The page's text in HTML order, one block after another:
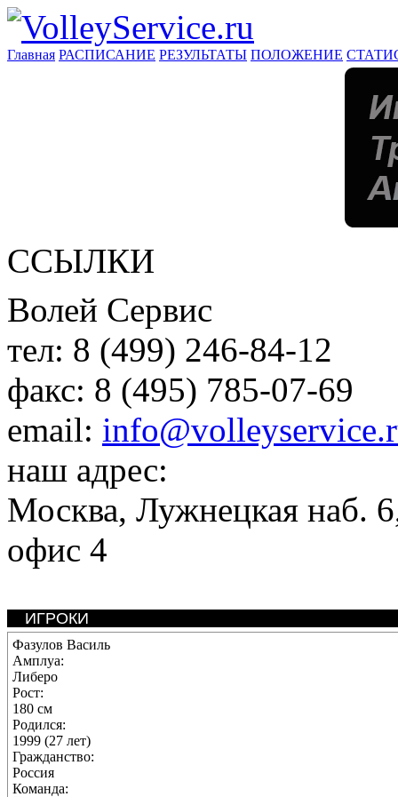
Главная РАСПИСАНИЕ РЕЗУЛЬТАТЫ ПОЛОЖЕНИЕ
ССЫЛКИ
Волей Сервис
тел: 8 (499) 246-84-12
факс: 8 (495) 785-07-69
email:
наш адрес:
Москва, Лужнецкая наб.
офис 4
ИГРОКИ
Фазулов Василь
Амплуа:
Либеро
Рост:
180 см
Родился:
1999 (27 лет)
Гражданство:
Россия
Команда: